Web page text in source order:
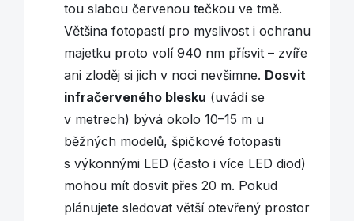
tou slabou červenou tečkou ve tmě.
Většina fotopastí pro myslivost i ochranu
majetku proto volí 940 nm přísvit – zvíře
ani zloděj si jich v noci nevšimne. Dosvit
infračerveného blesku (uvádí se
v metrech) bývá okolo 10–15 m u
běžných modelů, špičkové fotopasti
s výkonnými LED (často i více LED diod)
mohou mít dosvit přes 20 m. Pokud
plánujete sledovat větší otevřený prostor